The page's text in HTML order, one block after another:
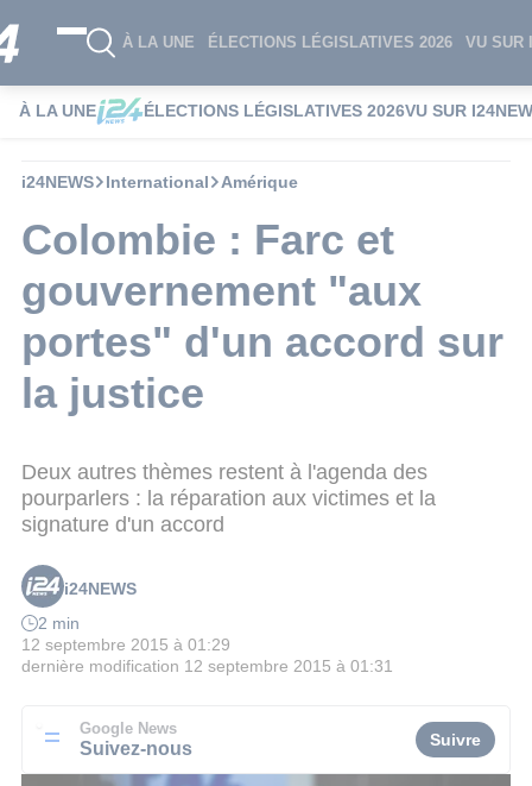
À LA UNE ÉLECTIONS LÉGISLATIVES 2026 VU SUR
À LA UNE ÉLECTIONS LÉGISLATIVES 2026VU SUR
i24NEWS International Amérique
Colombie : Farc et
gouvernement "aux
portes" d'un accord sur
la justice
Deux autres thèmes restent à l'agenda des
pourparlers : la réparation aux victimes et la
signature d'un accord
i24NEWS
2 min
12 septembre 2015 à 01:29
dernière modification 12 septembre 2015 à 01:31
Google News
Suivez-nous Suivre